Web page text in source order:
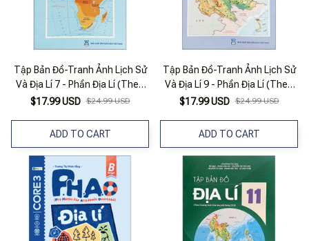
Tập Bản Đồ-Tranh Ảnh Lịch Sử
Và Địa Lí 7 - Phần Địa Lí (Theo
Chương Trình Giáo Dục Phổ
$17.99 USD $24.99 USD
ADD TO CART
Tập Bản Đồ-Tranh Ảnh Lịch Sử
Và Địa Lí 9 - Phần Địa Lí (Theo
Chương Trình Giáo Dục Phổ
$17.99 USD $24.99 USD
ADD TO CART